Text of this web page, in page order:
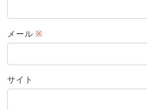
メール ※
サイト